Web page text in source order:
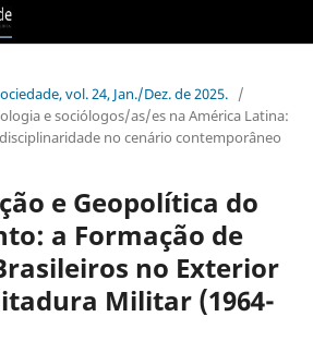
vol. 24, Jan./Dez. de 2025. /
e sociólogos/as/es na América Latina:
no cenário contemporâneo
e Geopolítica do
a Formação de
no Exterior
Militar (1964-